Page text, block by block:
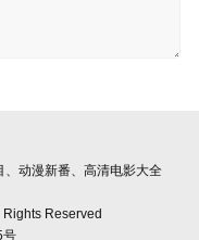
动漫新番、高清电影大全
Reserved
号